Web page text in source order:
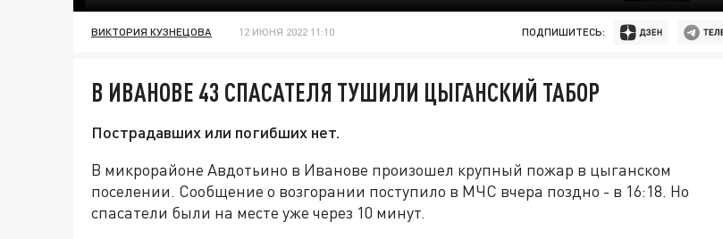
ВИКТОРИЯ КУЗНЕЦОВА 12 ИЮНЯ 2022 11:10 ПОДПИШИТЕСЬ:
В ИВАНОВЕ 43 СПАСАТЕЛЯ ТУШИЛИ ЦЫГАНСКИЙ ТАБОР
Пострадавших или погибших нет.
В микрорайоне Авдотьино в Иванове произошел крупный пожар в цыганском
поселении. Сообщение о возгорании поступило в МЧС вчера поздно - в 16:18. Но
спасатели были на месте уже через 10 минут.